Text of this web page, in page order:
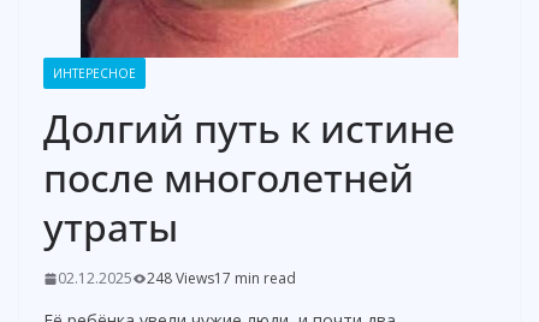
ИНТЕРЕСНОЕ
Долгий путь к истине
после многолетней
утраты
02.12.2025 248 Views17 min read